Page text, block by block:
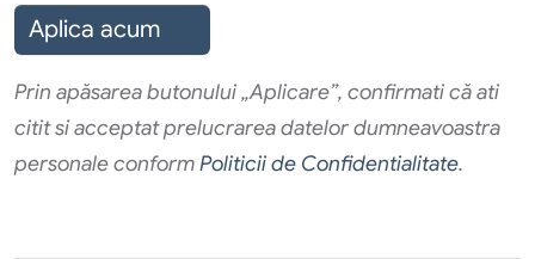
Aplica acum
Prin apăsarea butonului „Aplicare”, confirmati că ati
citit si acceptat prelucrarea datelor dumneavoastra
personale conformPoliticii de Confidentialitate.